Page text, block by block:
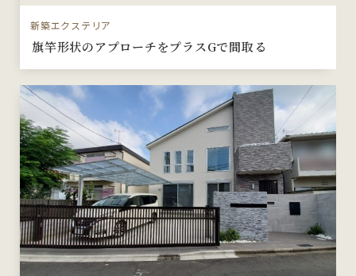
新築エクステリア
旗竿形状のアプローチをプラスGで間取る